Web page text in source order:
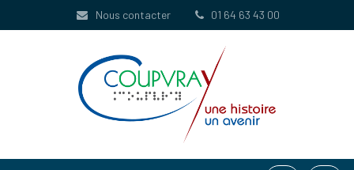
Nous contacter 01 64 63 43 00